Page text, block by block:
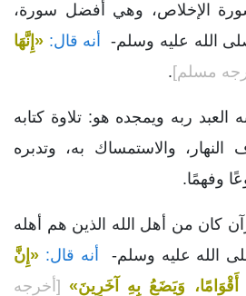
الإخلاص، وهي أفضل سورة،
الله عليه وسلم-أنه قال: «إِنَّهَا
مسلم] .
ربه ويمجده هو: تلاوة كتابه
النهار، والاستمساك به، وتدبره
وفهمًا.
كان من أهل الله الذين هم أهله
الله عليه وسلم- أنه قال: «إِنَّ
أَقْوَامًا، وَيَضَعُ بِهِ آخَرِينَ»
[أخرجه